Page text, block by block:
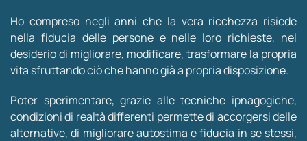
Ho compreso negli anni che la vera ricchezza risiede
nella fiducia delle persone e nelle loro richieste, nel
desiderio di migliorare, modificare, trasformare la propria
vita sfruttando ciò che hanno già a propria disposizione.
Poter sperimentare, grazie alle tecniche ipnagogiche,
condizioni di realtà differenti permette di accorgersi delle
alternative, di migliorare autostima e fiducia in se stessi,